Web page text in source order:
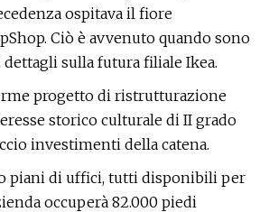
ospitava il fiore
Ciò è avvenuto quando sono
sulla futura filiale Ikea.
progetto di ristrutturazione
storico culturale di II grado
investimenti della catena.
piani di uffici, tutti disponibili per
occuperà 82.000 piedi